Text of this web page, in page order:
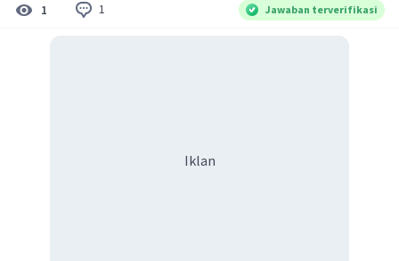
1 1 Jawaban terverifikasi
Iklan